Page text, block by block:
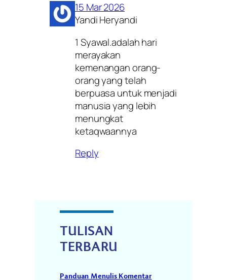
15 Mar 2026
Yandi Heryandi
1 Syawal.adalah hari
merayakan
kemenangan orang-
orang yang telah
berpuasa untuk menjadi
manusia yang lebih
menungkat
ketaqwaannya
Reply
TULISAN
TERBARU
Panduan Menulis Komentar